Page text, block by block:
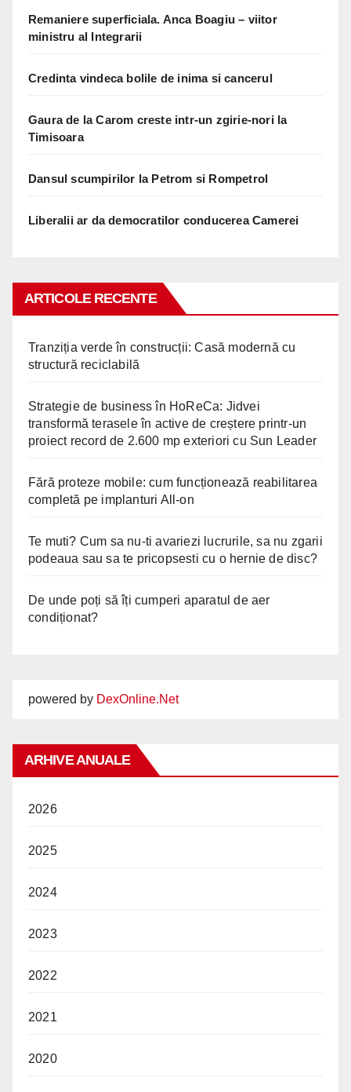
Remaniere superficiala. Anca Boagiu – viitor
ministru al Integrarii
Credinta vindeca bolile de inima si cancerul
Gaura de la Carom creste intr-un zgirie-nori la
Timisoara
Dansul scumpirilor la Petrom si Rompetrol
Liberalii ar da democratilor conducerea Camerei
ARTICOLE RECENTE
Tranziția verde în construcții: Casă modernă cu
structură reciclabilă
Strategie de business în HoReCa: Jidvei
transformă terasele în active de creștere printr-un
proiect record de 2.600 mp exteriori cu Sun Leader
Fără proteze mobile: cum funcționează reabilitarea
completă pe implanturi All-on
Te muti? Cum sa nu-ti avariezi lucrurile, sa nu zgarii
podeaua sau sa te pricopsesti cu o hernie de disc?
De unde poți să îți cumperi aparatul de aer
condiționat?
powered by DexOnline.Net
ARHIVE ANUALE
2026
2025
2024
2023
2022
2021
2020